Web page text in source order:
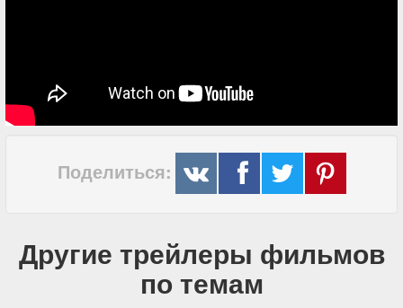
Поделиться:
Другие трейлеры фильмов
по темам